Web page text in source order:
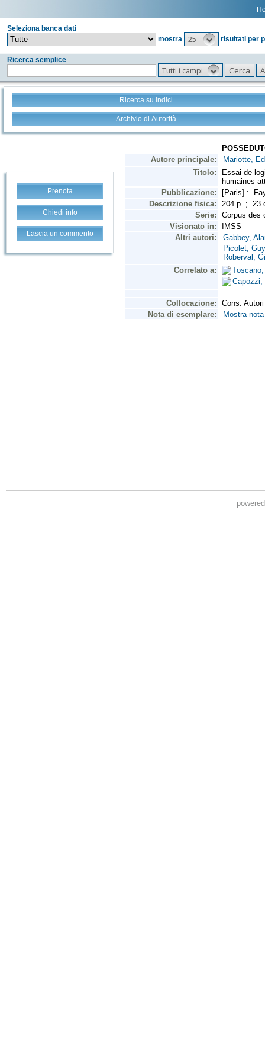
Seleziona banca dati
mostra
25 risultati per
Ricerca semplice
Tutti i campi
Ricerca su indici
Archivio di Autorità
Prenota
Chiedi info
Lascia un commento